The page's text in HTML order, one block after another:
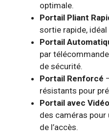
optimale.
Portail Pliant
sortie rapide,
Portail
par
de sécurité.
Portail Renforcé
résistants pour
Portail avec
des caméras pour
de l’accès.